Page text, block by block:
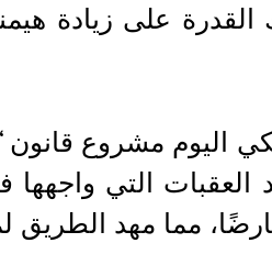
القدرة على زيادة
العقبات التي